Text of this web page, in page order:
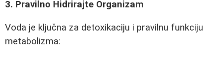
3. Pravilno Hidrirajte Organizam
Voda je ključna za detoxikaciju i pravilnu funkciju
metabolizma: